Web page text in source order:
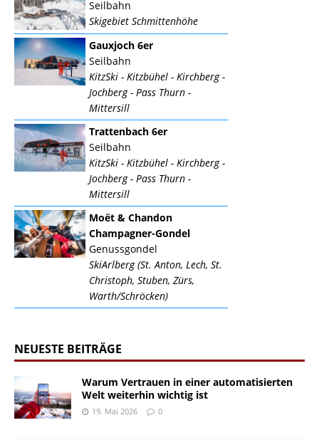
Seilbahn
Skigebiet Schmittenhöhe
Gauxjoch 6er
Seilbahn
KitzSki - Kitzbühel - Kirchberg -
Jochberg - Pass Thurn -
Mittersill
Trattenbach 6er
Seilbahn
KitzSki - Kitzbühel - Kirchberg -
Jochberg - Pass Thurn -
Mittersill
Moët & Chandon
Champagner-Gondel
Genussgondel
SkiArlberg (St. Anton, Lech, St.
Christoph, Stuben, Zürs,
Warth/Schröcken)
NEUESTE BEITRÄGE
Warum Vertrauen in einer automatisierten
Welt weiterhin wichtig ist
19. Mai 2026 0